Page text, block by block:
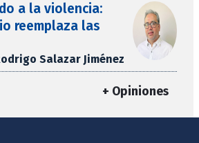
a la violencia:
reemplaza las
Salazar Jiménez
+ Opiniones